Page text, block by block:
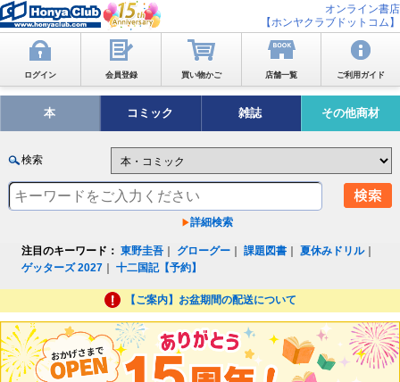
オンライン書店
【ホンヤクラブドットコム】
ログイン 会員登録 買い物かご 店舗一覧 ご利用ガイド
本 コミック 雑誌 その他商材
検索
詳細検索
注目のキーワード： 東野圭吾 グローグー ｜課題図書 ｜夏休みドリル｜
ゲッターズ 2027 ｜十二国記【予約】
【ご案内】お盆期間の配送について